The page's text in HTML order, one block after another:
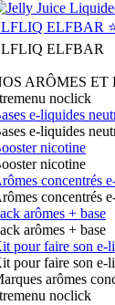
ELFBAR
ELFBAR
ARÔMES ET
noclick
e-liquides
e-liquides
nicotine
nicotine
concentrés
concentrés
arômes + base
arômes + base
pour faire son e-
pour faire son e-
arômes
noclick